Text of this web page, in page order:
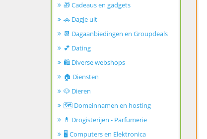
🎁 Cadeaus en gadgets
🚗 Dagje uit
📆 Dagaanbiedingen en Groupdeals
💕 Dating
🛍️ Diverse webshops
🏠 Diensten
🐶 Dieren
🗺️ Domeinnamen en hosting
💊 Drogisterijen - Parfumerie
🖥️ Computers en Elektronica